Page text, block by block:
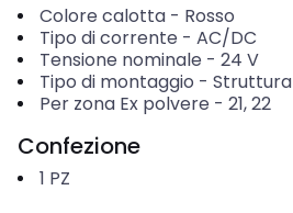
Colore calotta- Rosso
Tipo di corrente - AC/DC
Tensione nominale - 24 V
Tipo di montaggio - Struttura
Per zona Ex polvere - 21, 22
Confezione
1 PZ